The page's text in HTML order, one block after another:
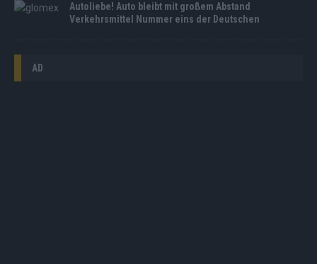
Autoliebe! Auto bleibt mit großem Abstand
Verkehrsmittel Nummer eins der Deutschen
AD